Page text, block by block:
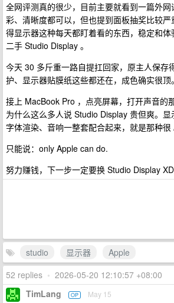
全网评测真的很少，目前主要就看到一篇外
彩、清晰度都可以，但也提到面板抽奖比较
得显示器这种每天都盯着看的东西，稳定和
二手 Studio Display 。
今天 30 多斤重一路自提扛回家，原主人保存
护、显示器贴膜纸这些都还在，成色确实很顶。
接上 MacBook Pro ，点亮屏幕，打开声音的
为什么这么多人说 Studio Display 贵但爽。显
字体渲染、音响一整套配合起来，就是那种很
只能说：only Apple can do.
努力赚钱，下一步一定要换 Studio Display
studio 显示器
Apple
52 replies • 2026-05-20 12:10:57 +08:00
TimLang OP May 15